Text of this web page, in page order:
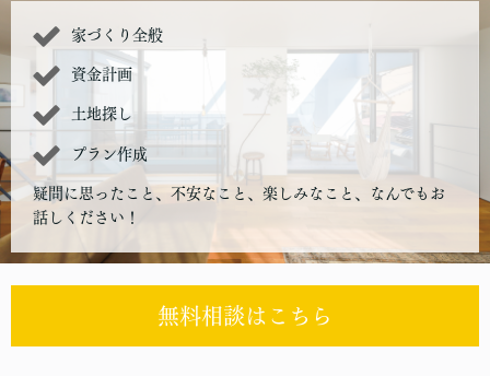
家づくり全般
資金計画
土地探し
プラン作成
疑問に思ったこと、不安なこと、楽しみなこと、なんでもお
話しください！
無料相談はこちら